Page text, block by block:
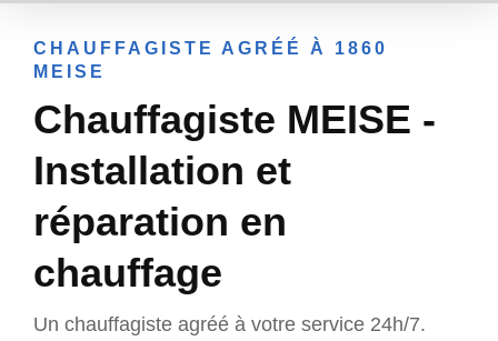
CHAUFFAGISTE AGRÉÉ À 1860
MEISE
Chauffagiste MEISE -
Installation et
réparation en
chauffage
Un chauffagiste agréé à votre service 24h/7.